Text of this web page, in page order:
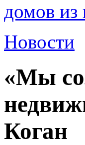
домов из
Новости
«Мы
Коган